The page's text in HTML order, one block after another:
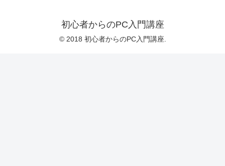
初心者からのPC入門講座
© 2018 初心者からのPC入門講座.